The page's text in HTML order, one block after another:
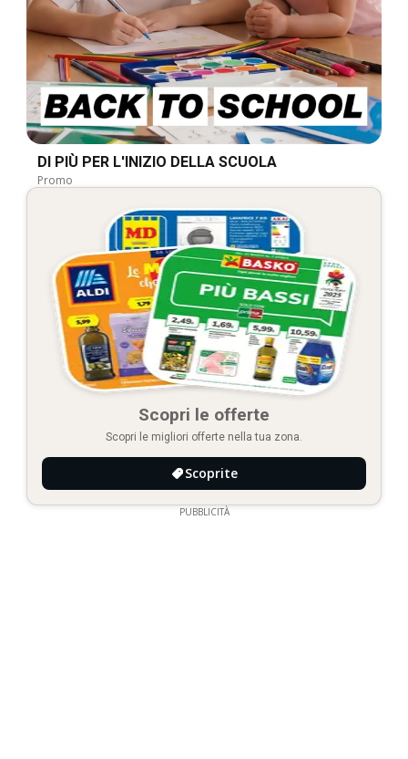
DI PIÙ PER L'INIZIO DELLA SCUOLA
Promo
Scopri le offerte
Scopri le migliori offerte nella tua zona.
Scoprite
PUBBLICITÀ